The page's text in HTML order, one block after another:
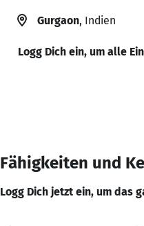
Gurgaon, Indien
Logg Dich ein, um alle
Fähigkeiten und
Logg Dich jetzt ein, um das